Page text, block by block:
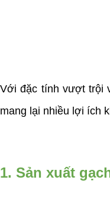
Với đặc tính vượt trội
mang lại nhiều lợi ích
1. Sản xuất